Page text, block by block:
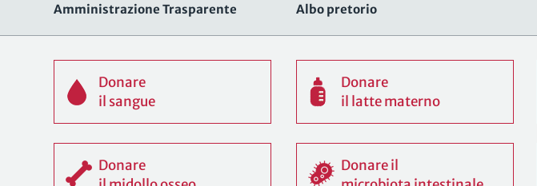
Amministrazione Trasparente Albo pretorio
Donare
il sangue
Donare
il latte materno
Donare
Donare il